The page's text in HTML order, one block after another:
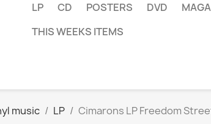
LP CD POSTERS DVD
THIS WEEKS ITEMS
music LP Cimarons LP Freedom